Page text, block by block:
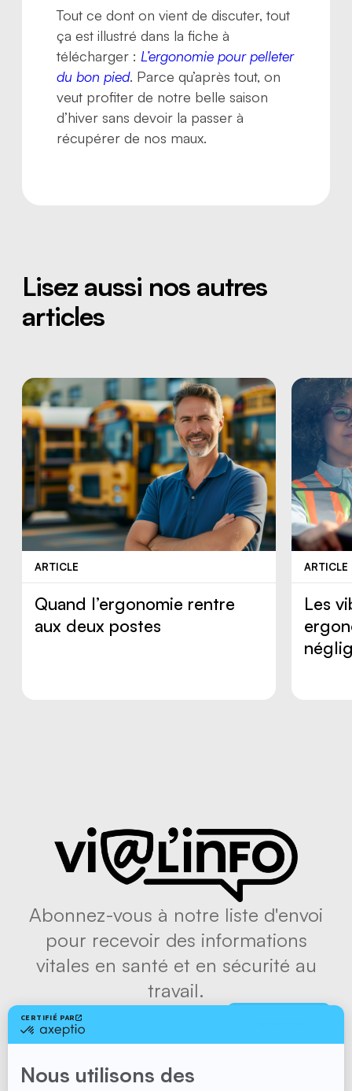
Tout ce dont on vient de discuter, tout
ça est illustré dans la fiche à
télécharger : L’ergonomie pour pelleter
du bon pied. Parce qu’après tout, on
veut profiter de notre belle saison
d’hiver sans devoir la passer à
récupérer de nos maux.
Lisez aussi nos autres
articles
ARTICLE
Quand l’ergonomie rentre
aux deux postes
ARTICLE
Les
Abonnez-vous à notre liste d'envoi
pour recevoir des informations
vitales en santé et en sécurité au
travail.